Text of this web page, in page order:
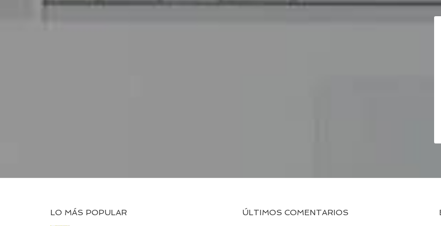
LO MÁS POPULAR ÚLTIMOS COMENTARIOS